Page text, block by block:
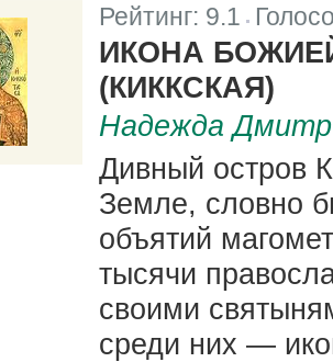
Рейтинг: 9.1 |
ИКОНА
(КИККСКАЯ)
Надежда
Дивный остров
Земле, словно
объятий
тысячи
своими
среди них —